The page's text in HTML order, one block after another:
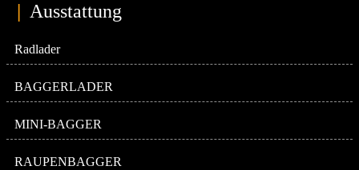
Ausstattung
Radlader
BAGGERLADER
MINI-BAGGER
RAUPENBAGGER